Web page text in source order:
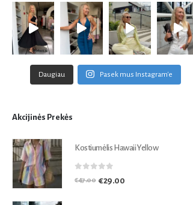
Daugiau Pasek mus Instagram'e
Akcijinės Prekės
Kostiumėlis Hawaii Yellow
€47.00 €29.00